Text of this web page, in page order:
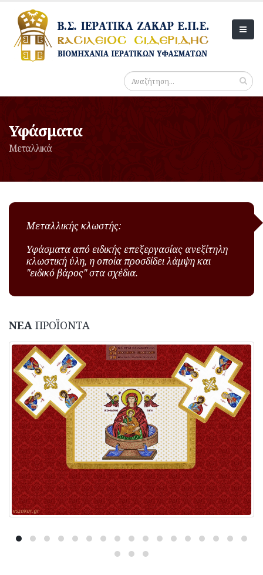
Υφάσματα
Μεταλλικά
Μεταλλικής κλωστής:
Υφάσματα από ειδικής επεξεργασίας ανεξίτηλη
κλωστική ύλη, η οποία προσδίδει λάμψη και
"ειδικό βάρος" στα σχέδια.
ΝΕΑ ΠΡΟΪΟΝΤΑ